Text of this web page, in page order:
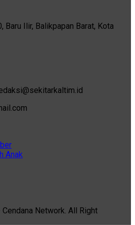
Baru Ilir, Balikpapan Barat, Kota
Anak
Network. All Right